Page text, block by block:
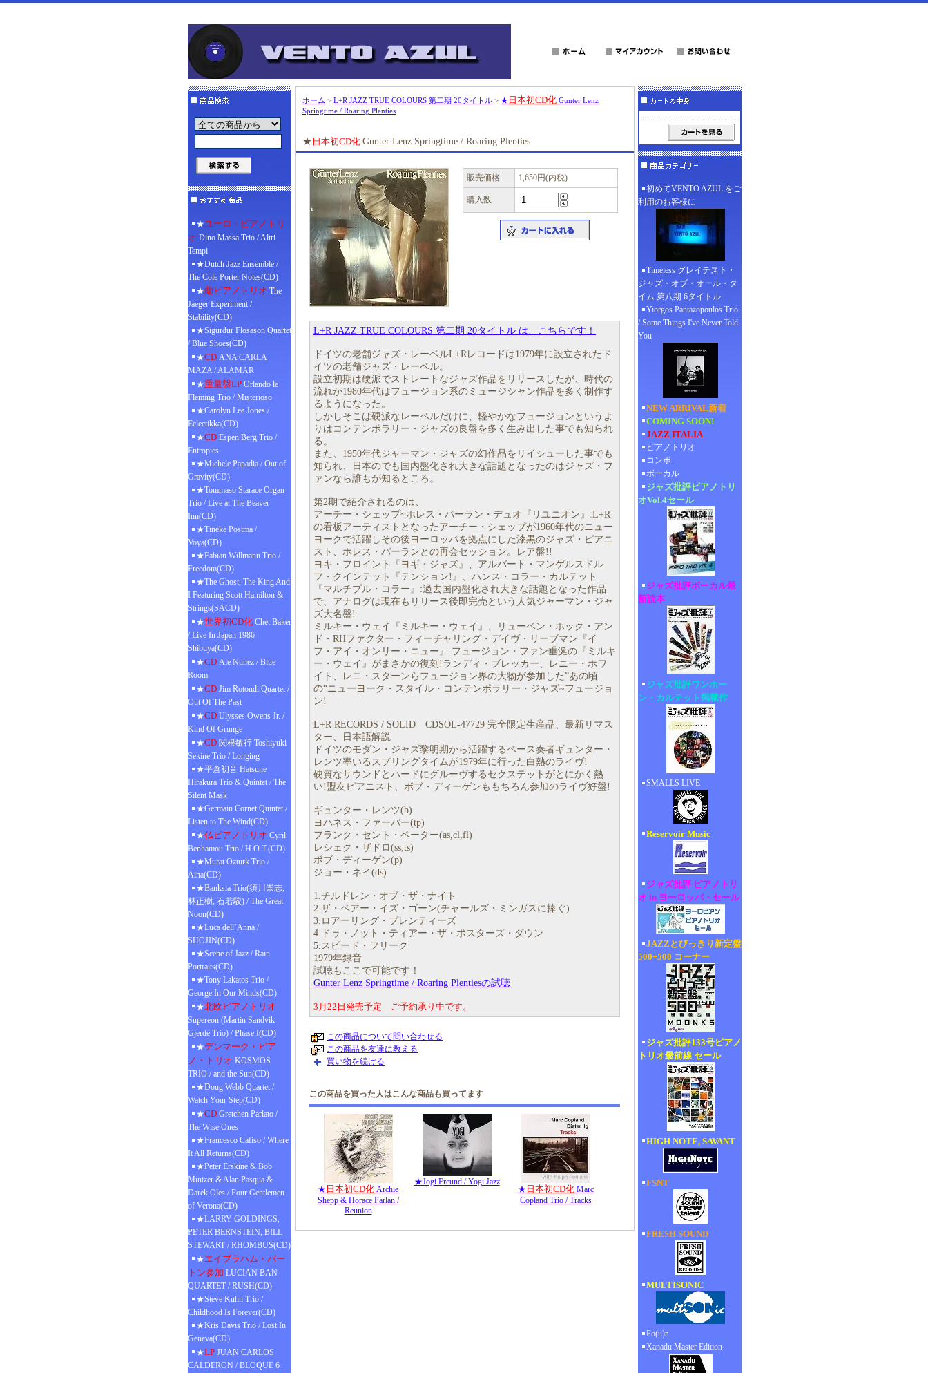
★ユーロ・ピアノトリ
オ Dino Massa Trio / Altri
Tempi
★Dutch Jazz Ensemble /
The Cole Porter Notes(CD)
★蘭ピアノトリオ The
Jaeger Experiment /
Stability(CD)
★Sigurdur Flosason Quartet
/ Blue Shoes(CD)
★CD ANA CARLA
MAZA / ALAMAR
★重量盤LP Orlando le
Fleming Trio / Misterioso
★Carolyn Lee Jones /
Eclectikka(CD)
★CD Espen Berg Trio /
Entropies
★Michele Papadia / Out of
Gravity(CD)
★Tommaso Starace Organ
Trio / Live at The Beaver
Inn(CD)
★Tineke Postma /
Voya(CD)
★Fabian Willmann Trio /
Freedom(CD)
★The Ghost, The King And
I Featuring Scott Hamilton &
Strings(SACD)
★世界初CD化 Chet Baker
/ Live In Japan 1986
Shibuya(CD)
★CD Ale Nunez / Blue
Room
★CD Jim Rotondi Quartet /
Out Of The Past
★CD Ulysses Owens Jr. /
Kind Of Grunge
★CD 関根敏行 Toshiyuki
Sekine Trio / Longing
★平倉初音 Hatsune
Hirakura Trio & Quintet / The
Silent Mask
★Germain Cornet Quintet /
Listen to The Wind(CD)
★仏ピアノトリオ Cyril
Benhamou Trio / H.O.T.(CD)
★Murat Ozturk Trio /
Aina(CD)
★Banksia Trio(須川崇志,
林正樹, 石若駿) / The Great
Noon(CD)
★Luca dell’Anna /
SHOJIN(CD)
★Scene of Jazz / Rain
Portraits(CD)
★Tony Lakatos Trio /
George In Our Minds(CD)
★北欧ピアノトリオ
Supereon (Martin Sandvik
Gjerde Trio) / Phase I(CD)
★デンマーク・ピア
ノ・トリオ KOSMOS
TRIO / and the Sun(CD)
★Doug Webb Quartet /
Watch Your Step(CD)
★CD Gretchen Parlato /
The Wise Ones
★Francesco Cafiso / Where
It All Returns(CD)
★Peter Erskine & Bob
Mintzer & Alan Pasqua &
Darek Oles / Four Gentlemen
of Verona(CD)
★LARRY GOLDINGS,
PETER BERNSTEIN, BILL
STEWART / RHOMBUS(CD)
★エイブラハム・バー
トン参加 LUCIAN BAN
QUARTET / RUSH(CD)
★Steve Kuhn Trio /
Childhood Is Forever(CD)
★Kris Davis Trio / Lost In
Geneva(CD)
★LP JUAN CARLOS
CALDERON / BLOQUE 6
ホーム > L+R JAZZ TRUE COLOURS 第二期 20タイトル > ★ 日本初CD化 Gunter Lenz
Springtime / Roaring Plenties
★ 日本初CD化 Gunter Lenz Springtime / Roaring Plenties
販売価格 1,650円(内税)
購入数
L+R JAZZ TRUE COLOURS 第二期 20タイトル は、こちらです！
ドイツの老舗ジャズ・レーベルL+Rレコードは1979年に設立されたド
イツの老舗ジャズ・レーベル。
設立初期は硬派でストレートなジャズ作品をリリースしたが、時代の
流れか1980年代はフュージョン系のミュージシャン作品を多く制作す
るようになった。
しかしそこは硬派なレーベルだけに、軽やかなフュージョンというよ
りはコンテンポラリー・ジャズの良盤を多く生み出した事でも知られ
る。
また、1950年代ジャーマン・ジャズの幻作品をリイシューした事でも
知られ、日本のでも国内盤化され大きな話題となったのはジャズ・フ
ァンなら誰もが知るところ。
第2期で紹介されるのは、
アーチー・シェップ~ホレス・パーラン・デュオ『リユニオン』:L+R
の看板アーティストとなったアーチー・シェップが1960年代のニュー
ヨークで活躍しその後ヨーロッパを拠点にした漆黒のジャズ・ピアニ
スト、ホレス・パーランとの再会セッション。レア盤!!
ヨキ・フロイント『ヨギ・ジャズ』、アルバート・マンゲルスドル
フ・クインテット『テンション!』、ハンス・コラー・カルテット
『マルチプル・コラー』:過去国内盤化され大きな話題となった作品
で、アナログは現在もリリース後即完売という人気ジャーマン・ジャ
ズ大名盤!
ミルキー・ウェイ『ミルキー・ウェイ』、リューベン・ホック・アン
ド・RHファクター・フィーチャリング・デイヴ・リーブマン『イ
フ・アイ・オンリー・ニュー』:フュージョン・ファン垂涎の『ミルキ
ー・ウェイ』がまさかの復刻!ランディ・ブレッカー、レニー・ホワ
イト、レニ・スターンらフュージョン界の大物が参加した”あの頃
の“ニューヨーク・スタイル・コンテンポラリー・ジャズ~フュージョ
ン!
L+R RECORDS / SOLID CDSOL-47729 完全限定生産品、最新リマス
ター、日本語解説
ドイツのモダン・ジャズ黎明期から活躍するベース奏者ギュンター・
レンツ率いるスプリングタイムが1979年に行った白熱のライヴ!
硬質なサウンドとハードにグルーヴするセクステットがとにかく熱
い!盟友ピアニスト、ボブ・ディーゲンももちろん参加のライヴ好盤!
ギュンター・レンツ(b)
ヨハネス・ファーバー(tp)
フランク・セント・ペーター(as,cl,fl)
レシェク・ザドロ(ss,ts)
ボブ・ディーゲン(p)
ジョー・ネイ(ds)
1.チルドレン・オブ・ザ・ナイト
2.ザ・ベアー・イズ・ゴーン(チャールズ・ミンガスに捧ぐ)
3.ロアーリング・プレンティーズ
4.ドゥ・ノット・ティアー・ザ・ポスターズ・ダウン
5.スピード・フリーク
1979年録音
試聴もここで可能です！
Gunter Lenz Springtime / Roaring Plentiesの試聴
3月22日発売予定 ご予約承り中です。
この商品について問い合わせる
この商品を友達に教える
買い物を続ける
この商品を買った人はこんな商品も買ってます
★ 日本初CD化 Archie
Shepp & Horace Parlan /
Reunion
★Jogi Freund / Yogi Jazz
★ 日本初CD化 Marc
Copland Trio / Tracks
初めてVENTO AZUL をご
利用のお客様に
Timeless グレイテスト・
ジャズ・オブ・オール・タ
イム 第八期 6タイトル
Yiorgos Pantazopoulos Trio
/ Some Things I've Never Told
You
NEW ARRIVAL新着
COMING SOON!
JAZZ ITALIA
ピアノトリオ
コンボ
ボーカル
ジャズ批評ピアノトリ
オVol.4セール
ジャズ批評ボーカル最
新読本
ジャズ批評ワンホー
ン・カルテット掲載作
SMALLS LIVE
Reservoir Music
ジャズ批評 ピアノトリ
オ in ヨーロッパ・セール
JAZZとびっきり新定盤
500+500 コーナー
ジャズ批評133号ピアノ
トリオ最前線 セール
HIGH NOTE, SAVANT
FSNT
FRESH SOUND
MULTISONIC
Fo(u)r
Xanadu Master Edition